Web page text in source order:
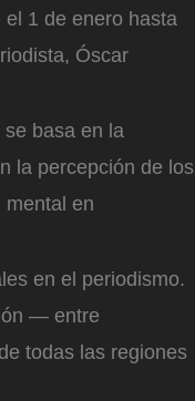
1 de enero hasta
Óscar
basa en la
la percepción de los
mental en
en el periodismo.
— entre
todas las regiones